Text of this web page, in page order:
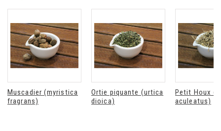
Muscadier (myristica
fragrans)
Ortie piquante (urtica
dioica)
Petit Houx
aculeatus)